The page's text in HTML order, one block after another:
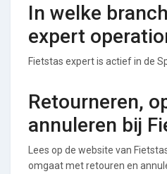
In welke
expert
Fietstas expert is actief in de
Retourneren,
annuleren bij
Lees op de website van
omgaat met retouren en